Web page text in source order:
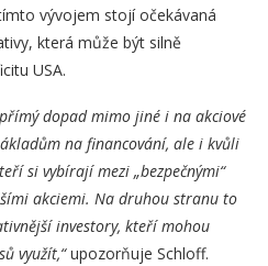
vývojem stojí očekávaná
která může být silně
USA.
dopad mimo jiné i na akciové
na financování, ale i kvůli
si vybírají mezi „bezpečnými“
akciemi. Na druhou stranu to
investory, kteří mohou
využít,“upozorňuje Schloff.